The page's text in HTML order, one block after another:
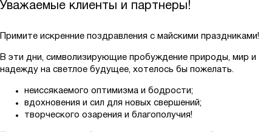
Уважаемые клиенты и партнеры!
Примите искренние поздравления с майскими праздниками!
В эти дни, символизирующие пробуждение природы, мир и
надежду на светлое будущее, хотелось бы пожелать.
неиссякаемого оптимизма и бодрости;
вдохновения и сил для новых свершений;
творческого озарения и благополучия!